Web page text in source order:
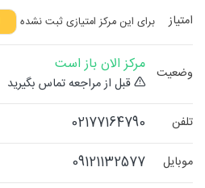
امتیاز برای این مرکز امتیازی ثبت نشده
وضعیت مرکز الان باز است
قبل از مراجعه تماس بگیرید
تلفن
02177164790
موبایل 09121132577